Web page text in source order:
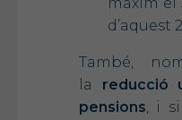
d’aquest
També,
la reducció
pensions, i